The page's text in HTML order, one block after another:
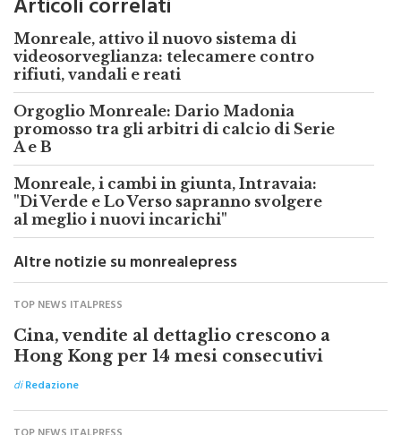
Articoli correlati
Monreale, attivo il nuovo sistema di
videosorveglianza: telecamere contro
rifiuti, vandali e reati
Orgoglio Monreale: Dario Madonia
promosso tra gli arbitri di calcio di Serie
A e B
Monreale, i cambi in giunta, Intravaia:
"Di Verde e Lo Verso sapranno svolgere
al meglio i nuovi incarichi"
Altre notizie su monrealepress
TOP NEWS ITALPRESS
Cina, vendite al dettaglio crescono a
Hong Kong per 14 mesi consecutivi
diRedazione